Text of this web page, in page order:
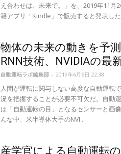
え合わせは、未来で。」を、2019年11月
籍アプリ「Kindle」で販売すると発表し
物体の未来の動きを予
RNN技術、NVIDIAの最
自動運転ラボ編集部 - 2019年6月6日 22:38
人間が運転に関与しない高度な自動運転
況を把握することが必要不可欠だ。自動
は「自動運転の目」となるセンサーと画
んな中、米半導体大手のNVI...
産学官による自動運転